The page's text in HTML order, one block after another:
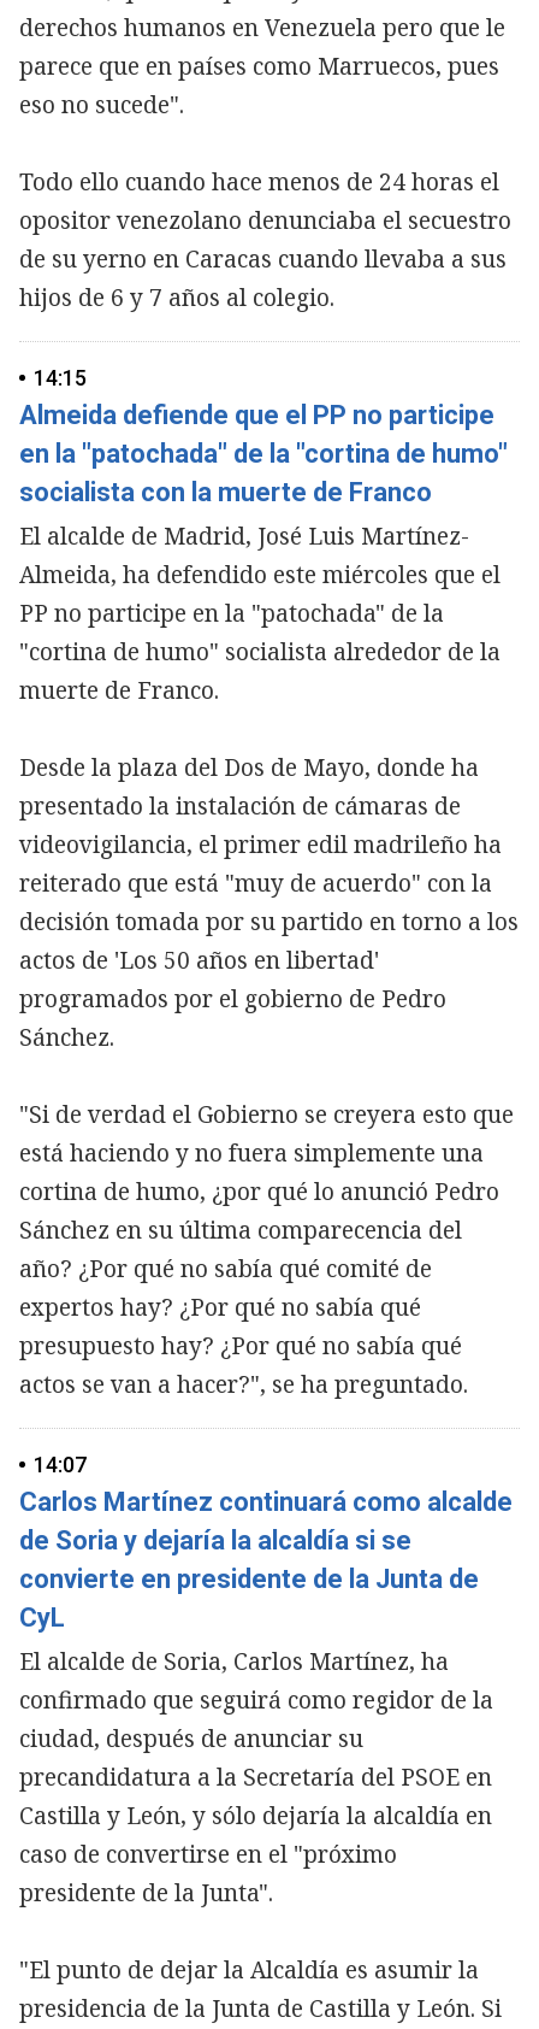
derechos humanos en Venezuela pero que le
parece que en países como Marruecos, pues
eso no sucede".
​Todo ello cuando hace menos de 24 horas el
opositor venezolano denunciaba el secuestro
de su yerno en Caracas cuando llevaba a sus
hijos de 6 y 7 años al colegio.
14:15
Almeida defiende que el PP no participe
en la "patochada" de la "cortina de humo"
socialista con la muerte de Franco
El alcalde de Madrid, José Luis Martínez-
Almeida, ha defendido este miércoles que el
PP no participe en la "patochada" de la
"cortina de humo" socialista alrededor de la
muerte de Franco.
Desde la plaza del Dos de Mayo, donde ha
presentado la instalación de cámaras de
videovigilancia, el primer edil madrileño ha
reiterado que está "muy de acuerdo" con la
decisión tomada por su partido en torno a los
actos de 'Los 50 años en libertad'
programados por el gobierno de Pedro
Sánchez.
"Si de verdad el Gobierno se creyera esto que
está haciendo y no fuera simplemente una
cortina de humo, ¿por qué lo anunció Pedro
Sánchez en su última comparecencia del
año? ¿Por qué no sabía qué comité de
expertos hay? ¿Por qué no sabía qué
presupuesto hay? ¿Por qué no sabía qué
actos se van a hacer?", se ha preguntado.
14:07
Carlos Martínez continuará como alcalde
de Soria y dejaría la alcaldía si se
convierte en presidente de la Junta de
CyL
El alcalde de Soria, Carlos Martínez, ha
confirmado que seguirá como regidor de la
ciudad, después de anunciar su
precandidatura a la Secretaría del PSOE en
Castilla y León, y sólo dejaría la alcaldía en
caso de convertirse en el "próximo
presidente de la Junta".
"El punto de dejar la Alcaldía es asumir la
presidencia de la Junta de Castilla y León. Si